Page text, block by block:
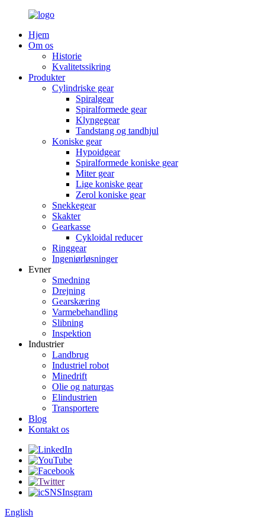
Hjem
Om os
Historie
Kvalitetssikring
Produkter
Cylindriske gear
Spiralgear
Spiralformede gear
Klyngegear
Tandstang og tandhjul
Koniske gear
Hypoidgear
Spiralformede koniske gear
Miter gear
Lige koniske gear
Zerol koniske gear
Snekkegear
Skakter
Gearkasse
Cykloidal reducer
Ringgear
Ingeniørløsninger
Evner
Smedning
Drejning
Gearskæring
Varmebehandling
Slibning
Inspektion
Industrier
Landbrug
Industriel robot
Minedrift
Olie og naturgas
Elindustrien
Transportere
Blog
Kontakt os
English